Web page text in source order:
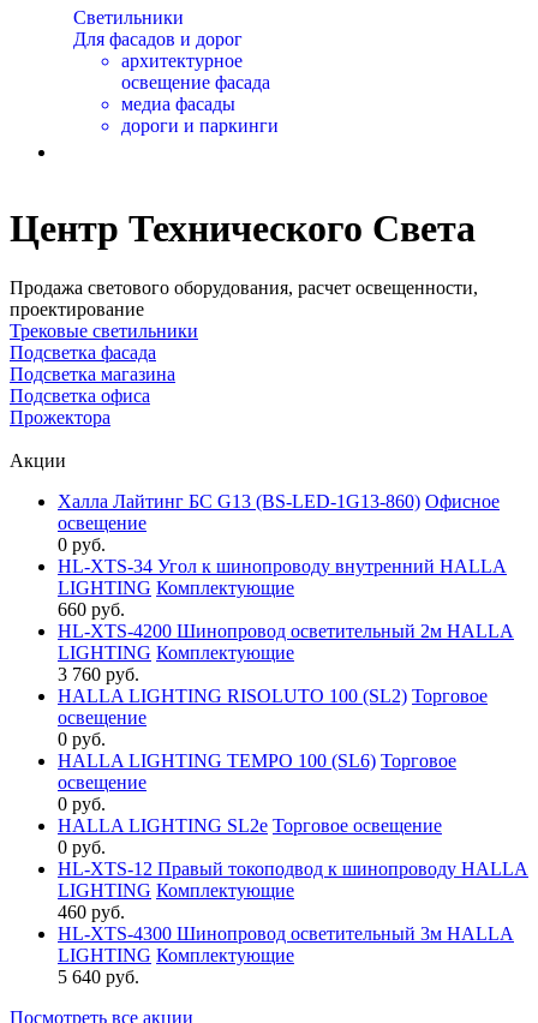
Светильники
Для фасадов и дорог
архитектурное
освещение фасада
медиа фасады
дороги и паркинги
Центр Технического Света
Продажа светового оборудования, расчет освещенности,
проектирование
Трековые светильники
Подсветка фасада
Подсветка магазина
Подсветка офиса
Прожектора
Акции
Халла Лайтинг БС G13 (BS-LED-1G13-860) Офисное
освещение
0 руб.
HL-XTS-34 Угол к шинопроводу внутренний HALLA
LIGHTING Комплектующие
660 руб.
HL-XTS-4200 Шинопровод осветительный 2м HALLA
LIGHTING Комплектующие
3 760 руб.
HALLA LIGHTING RISOLUTO 100 (SL2) Торговое
освещение
0 руб.
HALLA LIGHTING TEMPO 100 (SL6) Торговое
освещение
0 руб.
HALLA LIGHTING SL2e Торговое освещение
0 руб.
HL-XTS-12 Правый токоподвод к шинопроводу HALLA
LIGHTING Комплектующие
460 руб.
HL-XTS-4300 Шинопровод осветительный 3м HALLA
LIGHTING Комплектующие
5 640 руб.
Посмотреть все акции